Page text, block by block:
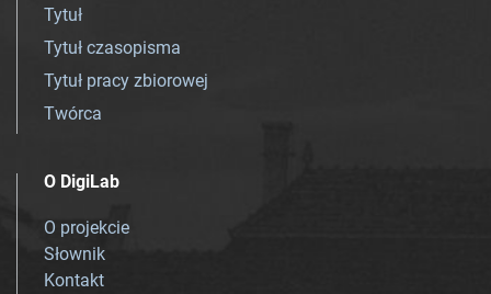
Tytuł
Tytuł czasopisma
Tytuł pracy zbiorowej
Twórca
O DigiLab
O projekcie
Słownik
Kontakt